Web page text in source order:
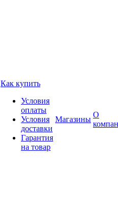
Как купить
Условия
оплаты
Условия
доставки
Гарантия
на товар
Магазины
О